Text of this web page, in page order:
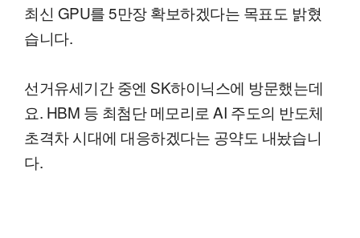
최신 GPU를 5만장 확보하겠다는 목표도 밝혔
습니다.
선거유세기간 중엔 SK하이닉스에 방문했는데
요. HBM 등 최첨단 메모리로 AI 주도의 반도체
초격차 시대에 대응하겠다는 공약도 내놨습니
다.